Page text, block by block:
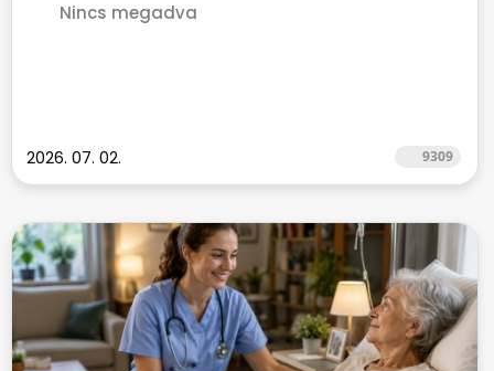
Nincs megadva
2026. 07. 02. 9309